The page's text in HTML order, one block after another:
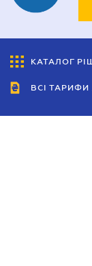
КАТАЛОГ
ВСІ ТАРИФИ